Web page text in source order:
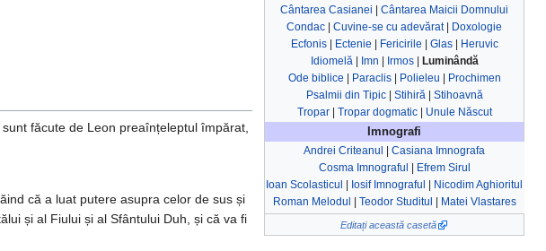
Cântarea Casianei
Cântarea Maicii Domnului
Condac
Cuvine-se cu adevărat|
Doxologie
Ecfonis| Ectenie Fericirile Glas|
Heruvic
Idiomelă| Imn Irmos|
Luminândă
Ode biblice
Paraclis| Polieleu
Prochimen
Psalmii din Tipic| Stihiră| Stihoavnă
Tropar| Tropar dogmatic|
Unule Născut
Imnografi
Andrei Criteanul
Casiana Imnografa
Cosma Imnograful
Efrem Sirul
Ioan Scolasticul
Iosif Imnograful
Nicodim Aghioritul
Roman Melodul
Teodor Studitul Matei Vlastares
Editați această casetă
făcute de Leon preaînțeleptul împărat,
că a luat putere asupra celor de sus și
și al Fiului și al Sfântului Duh, și că va fi